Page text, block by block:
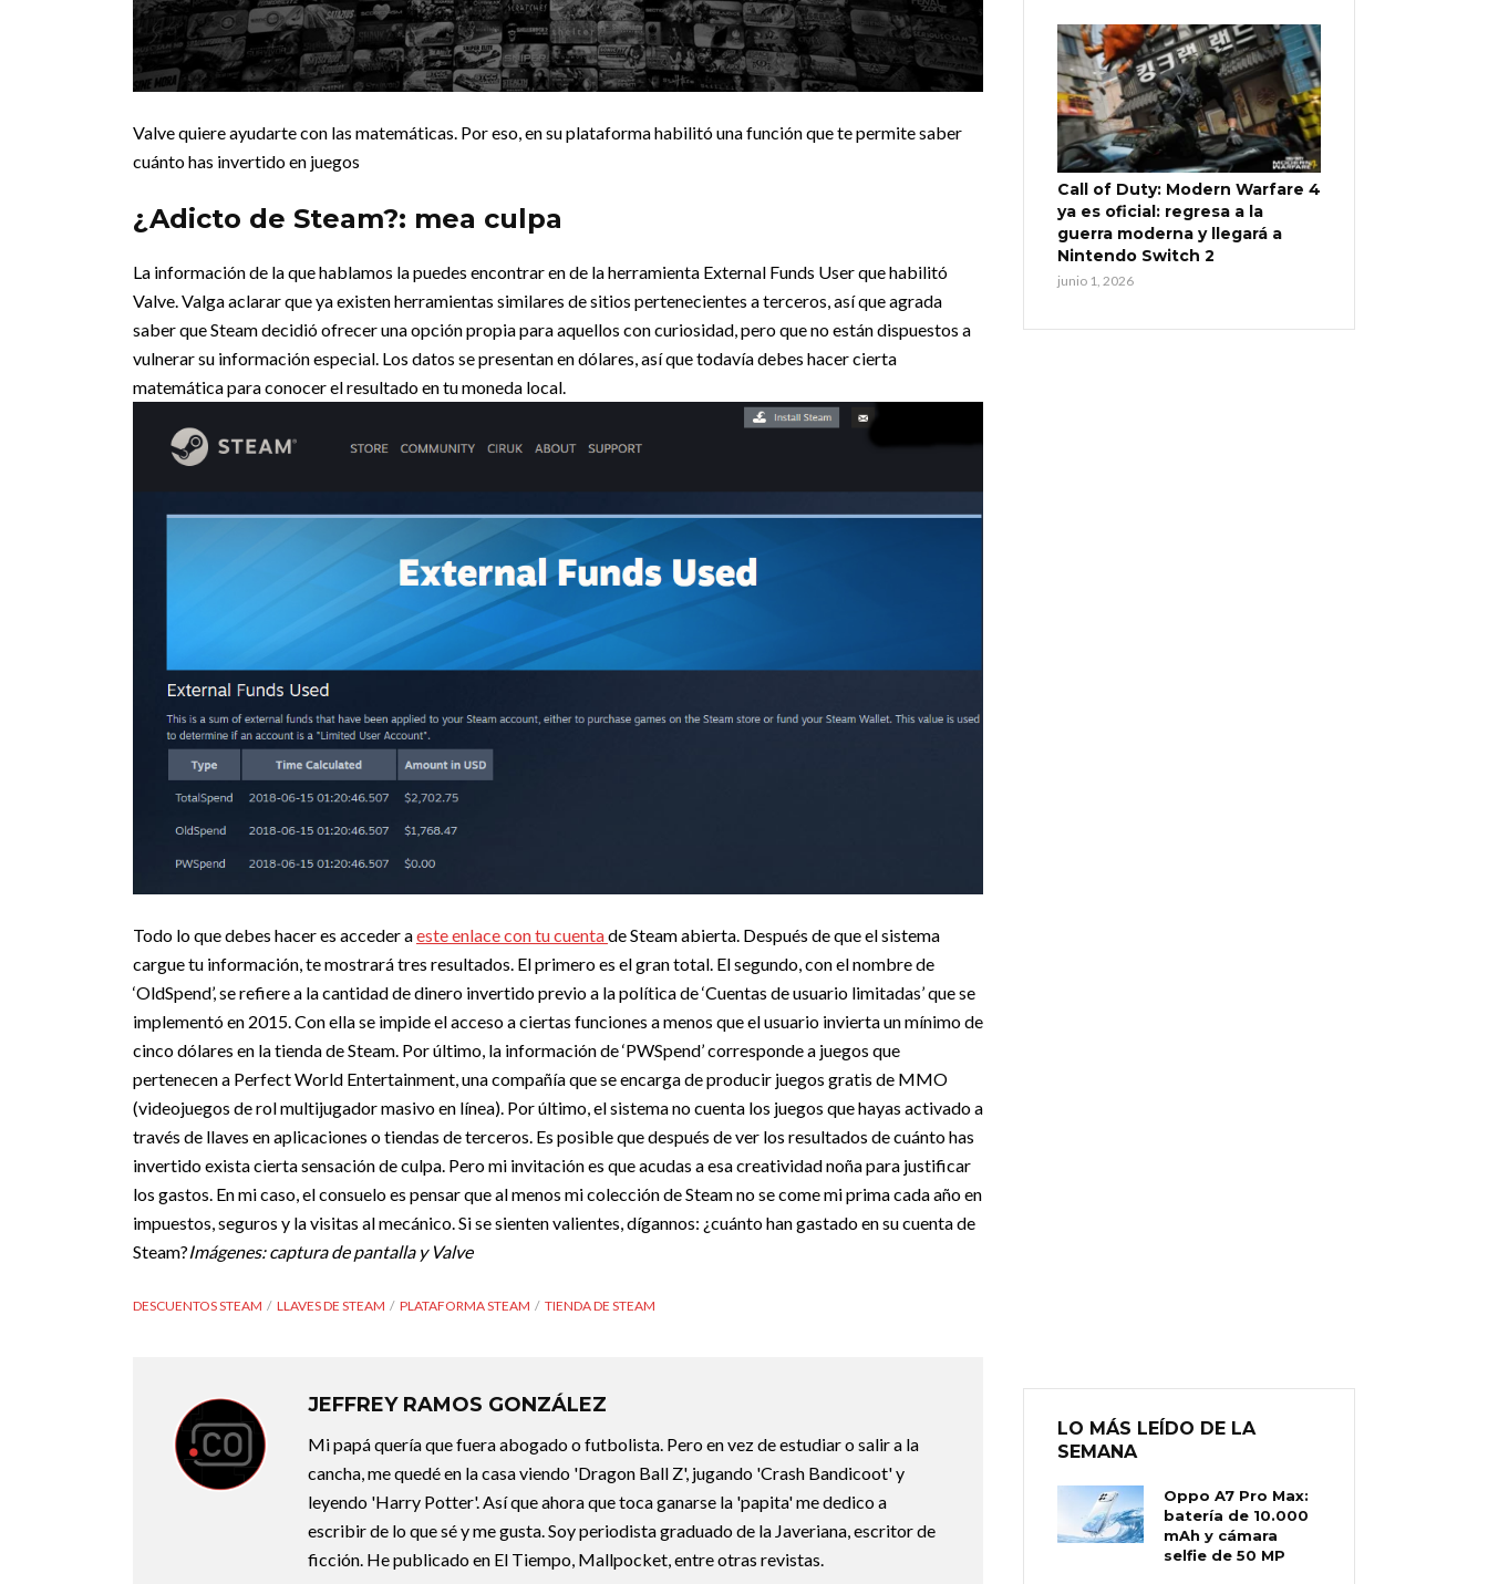
Valve quiere ayudarte con las matemáticas. Por eso, en su plataforma habilitó una función que te permite saber
cuánto has invertido en juegos
¿Adicto de Steam?: mea culpa
La información de la que hablamos la puedes encontrar en de la herramienta External Funds User que habilitó
Valve. Valga aclarar que ya existen herramientas similares de sitios pertenecientes a terceros, así que agrada
saber que Steam decidió ofrecer una opción propia para aquellos con curiosidad, pero que no están dispuestos a
vulnerar su información especial. Los datos se presentan en dólares, así que todavía debes hacer cierta
matemática para conocer el resultado en tu moneda local.
Todo lo que debes hacer es acceder aeste enlace con tu cuentade Steam abierta. Después de que el sistema
cargue tu información, te mostrará tres resultados. El primero es el gran total. El segundo, con el nombre de
‘OldSpend’, se refiere a la cantidad de dinero invertido previo a la política de ‘Cuentas de usuario limitadas’ que se
implementó en 2015. Con ella se impide el acceso a ciertas funciones a menos que el usuario invierta un mínimo de
cinco dólares en la tienda de Steam. Por último, la información de ‘PWSpend’ corresponde a juegos que
pertenecen a Perfect World Entertainment, una compañía que se encarga de producir juegos gratis de MMO
(videojuegos de rol multijugador masivo en línea). Por último, el sistema no cuenta los juegos que hayas activado a
través de llaves en aplicaciones o tiendas de terceros. Es posible que después de ver los resultados de cuánto has
invertido exista cierta sensación de culpa. Pero mi invitación es que acudas a esa creatividad noña para justificar
los gastos. En mi caso, el consuelo es pensar que al menos mi colección de Steam no se come mi prima cada año en
impuestos, seguros y la visitas al mecánico.Si se sienten valientes, dígannos: ¿cuánto han gastado en su cuenta de
Steam?Imágenes: captura de pantalla y Valve
DESCUENTOS STEAM LLAVES DE STEAM PLATAFORMA STEAM TIENDA DE STEAM
JEFFREY RAMOS GONZÁLEZ
Mi papá quería que fuera abogado o futbolista. Pero en vez de estudiar o salir a la
cancha, me quedé en la casa viendo 'Dragon Ball Z', jugando 'Crash Bandicoot' y
leyendo 'Harry Potter'. Así que ahora que toca ganarse la 'papita' me dedico a
escribir de lo que sé y me gusta. Soy periodista graduado de la Javeriana, escritor de
ficción. He publicado en El Tiempo, Mallpocket, entre otras revistas.
Call of Duty: Modern Warfare 4
ya es oficial: regresa a la
guerra moderna y llegará a
Nintendo Switch 2
junio 1, 2026
LO MÁS LEÍDO DE LA
SEMANA
Oppo A7 Pro Max:
batería de 10.000
mAh y cámara
selfie de 50 MP